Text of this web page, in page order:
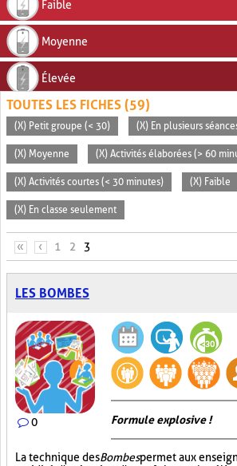
Faible
Moyenne
Élevée
TOUTES LES FICHES (59)
(X) Petit groupe (< 30) (X) En plusieurs
(X) Moyenne (X) Activités élaborées (> 60
(X) Activités courtes (< 30 minutes) (X) Faible
(X) En classe seulement
PAGES
« ‹ 1 2 3
LES BOMBES
0 Formule explosive !
La technique desBombespermet aux